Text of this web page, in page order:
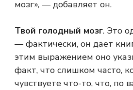
мозг», — добавляет он.
Твой голодный мозг. Это
— фактически, он дает
этим выражением оно
факт, что слишком часто,
чувствуете что-то, что, по